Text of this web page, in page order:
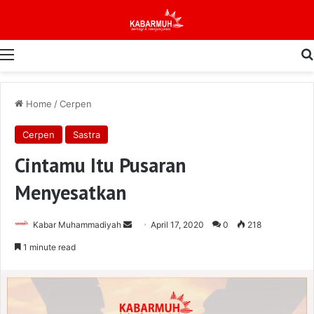
Menu
Home /Cerpen
Cerpen Sastra
Cintamu Itu Pusaran
Menyesatkan
Kabar Muhammadiyah
Send April 17, 2020 0 218
1 minute read